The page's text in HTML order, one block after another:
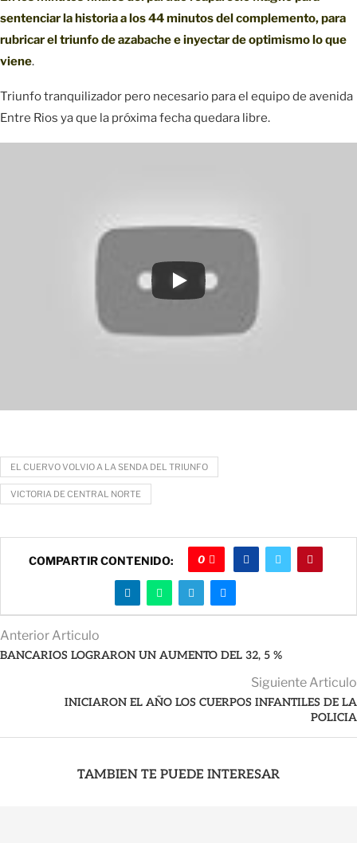
sentenciar la historia a los 44 minutos del complemento, para
rubricar el triunfo de azabache e inyectar de optimismo lo que
viene.
Triunfo tranquilizador pero necesario para el equipo de avenida
Entre Rios ya que la próxima fecha quedara libre.
EL CUERVO VOLVIO A LA SENDA DEL TRIUNFO
VICTORIA DE CENTRAL NORTE
COMPARTIR CONTENIDO: 0
Anterior Articulo
BANCARIOS LOGRARON UN AUMENTO DEL 32, 5 %
Siguiente Articulo
INICIARON EL AÑO LOS CUERPOS INFANTILES DE LA
POLICIA
TAMBIEN TE PUEDE INTERESAR